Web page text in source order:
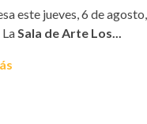
este jueves, 6 de agosto,
LaSala de Arte Los...